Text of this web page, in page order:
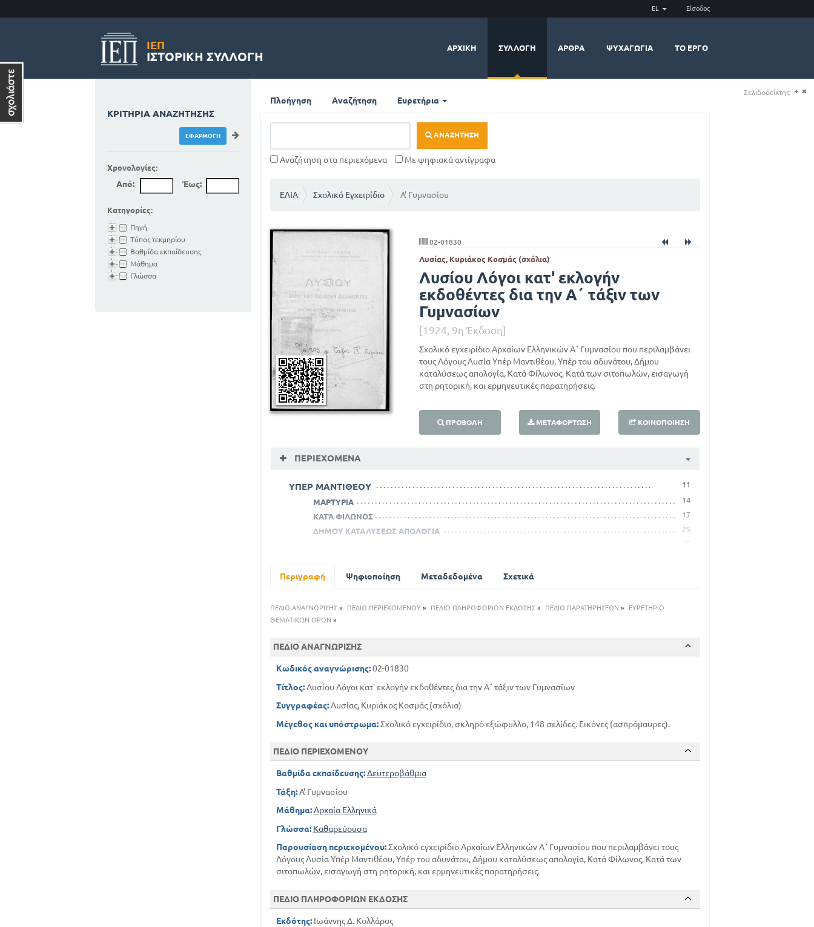
EL Είσοδος
ΙΕΠ
ΙΣΤΟΡΙΚΉ ΣΥΛΛΟΓΉ
ΑΡΧΙΚΉ ΣΥΛΛΟΓΉ ΆΡΘΡΑ ΨΥΧΑΓΩΓΊΑ ΤΟ ΈΡΓΟ
Πλοήγηση Αναζήτηση Ευρετήρια
ΑΝΑΖΉΤΗΣΗ
Αναζήτηση στα περιεχόμενα Με ψηφιακά αντίγραφα
ΕΛΙΑ Σχολικό Εγχειρίδιο Α' Γυμνασίου
02-01830
Λυσίας, Κυριάκος Κοσμάς (σχόλια)
Λυσίου Λόγοι κατ' εκλογήν
εκδοθέντες δια την Α΄ τάξιν των
Γυμνασίων
[1924, 9η Έκδοση]
Σχολικό εγχειρίδιο Αρχαίων Ελληνικών Α΄ Γυμνασίου που περιλαμβάνει
τους Λόγους Λυσία Υπέρ Μαντιθέου, Υπέρ του αδυνάτου, Δήμου
καταλύσεως απολογία, Κατά Φίλωνος, Κατά των σιτοπωλών, εισαγωγή
στη ρητορική, και ερμηνευτικές παρατηρήσεις.
ΠΡΟΒΟΛΉ ΜΕΤΑΦΌΡΤΩΣΗ ΚΟΙΝΟΠΟΊΗΣΗ
ΠΕΡΙΕΧΌΜΕΝΑ
ΥΠΕΡ ΜΑΝΤΙΘΕΟΥ 11
ΜΑΡΤΥΡΙΑ
14
ΚΑΤΆ ΦΙΛΩΝΟΣ
17
ΔΗΜΟΥ ΚΑΤΑΛΥΣΕΩΣ ΑΠΟΛΟΓΙΑ
25
63
ΕΙΣΑΓΩΓΗ
ΥΠΕΡ ΤΟΥ ΑΔΥΝΑΤΟΥ
ΕΙΣΑΓΩΓΗ
Περιγραφή Ψηφιοποίηση Μεταδεδομένα Σχετικά
ΠΕΔΙΟ ΑΝΑΓΝΩΡΙΣΗΣ» ΠΕΔΙΟ ΠΕΡΙΕΧΟΜΕΝΟΥ» ΠΕΔΙΟ ΠΛΗΡΟΦΟΡΙΩΝ ΕΚΔΟΣΗΣ» ΠΕΔΙΟ ΠΑΡΑΤΗΡΗΣΕΩΝ »
ΕΥΡΕΤΗΡΙΟ
ΘΕΜΑΤΙΚΩΝ ΟΡΩΝ »
ΠΕΔΙΟ ΑΝΑΓΝΩΡΙΣΗΣ
Κωδικός αναγνώρισης:02-01830
Τίτλος:Λυσίου Λόγοι κατ' εκλογήν εκδοθέντες δια την Α΄ τάξιν των Γυμνασίων
Συγγραφέας:Λυσίας, Κυριάκος Κοσμάς (σχόλια)
Μέγεθος και υπόστρωμα:Σχολικό εγχειρίδιο, σκληρό εξώφυλλο, 148 σελίδες. Εικόνες (ασπρόμαυρες).
ΠΕΔΙΟ ΠΕΡΙΕΧΟΜΕΝΟΥ
Βαθμίδα εκπαίδευσης: Δευτεροβάθμια
Τάξη:Α' Γυμνασίου
Μάθημα: Αρχαία Ελληνικά
Γλώσσα: Καθαρεύουσα
Παρουσίαση περιεχομένου:Σχολικό εγχειρίδιο Αρχαίων Ελληνικών Α΄ Γυμνασίου που περιλαμβάνει τους
Λόγους Λυσία Υπέρ Μαντιθέου, Υπέρ του αδυνάτου, Δήμου καταλύσεως απολογία, Κατά Φίλωνος, Κατά των
σιτοπωλών, εισαγωγή στη ρητορική, και ερμηνευτικές παρατηρήσεις.
ΠΕΔΙΟ ΠΛΗΡΟΦΟΡΙΩΝ ΕΚΔΟΣΗΣ
Εκδότης:Ιωάννης Δ. Κολλάρος
ΚΡΙΤΉΡΙΑ ΑΝΑΖΉΤΗΣΗΣ
Χρονολογίες:
Από: Έως:
Κατηγορίες:
Πηγή
Τύπος τεκμηρίου
Βαθμίδα εκπαίδευσης
Μάθημα
Γλώσσα
Σελιδοδείκτης: